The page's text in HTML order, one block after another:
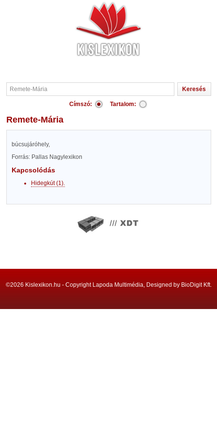
Címszó: Tartalom:
Remete-Mária
búcsujáróhely,
Forrás: Pallas Nagylexikon
Kapcsolódás
Hidegkút (1).
©2026 Kislexikon.hu - Copyright Lapoda Multimédia, Designed by BioDigit Kft.